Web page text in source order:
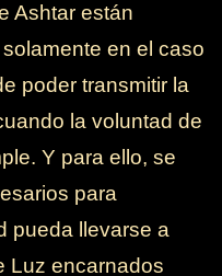
Ashtar están
en el caso
poder transmitir la
la voluntad de
Y para ello, se
para
pueda llevarse a
Luz encarnados